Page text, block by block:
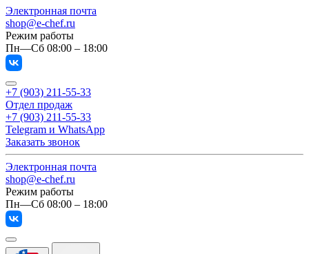
Электронная почта
shop@e-chef.ru
Режим работы
Пн—Сб 08:00 – 18:00
+7 (903) 211-55-33
Отдел продаж
+7 (903) 211-55-33
Telegram и WhatsApp
Заказать звонок
Электронная почта
shop@e-chef.ru
Режим работы
Пн—Сб 08:00 – 18:00